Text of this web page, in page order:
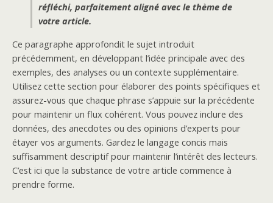
réfléchi, parfaitement aligné avec le thème de
votre article.
Ce paragraphe approfondit le sujet introduit
précédemment, en développant l’idée principale avec des
exemples, des analyses ou un contexte supplémentaire.
Utilisez cette section pour élaborer des points spécifiques et
assurez-vous que chaque phrase s’appuie sur la précédente
pour maintenir un flux cohérent. Vous pouvez inclure des
données, des anecdotes ou des opinions d’experts pour
étayer vos arguments. Gardez le langage concis mais
suffisamment descriptif pour maintenir l’intérêt des lecteurs.
C’est ici que la substance de votre article commence à
prendre forme.